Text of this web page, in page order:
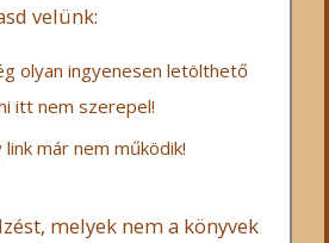
velünk:
olyan ingyenesen letölthető
itt nem szerepel!
már nem működik!
melyek nem a könyvek